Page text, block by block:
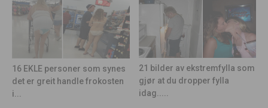
16 EKLE personer som synes
det er greit handle frokosten
i...
21 bilder av ekstremfylla som
gjør at du dropper fylla
idag.....